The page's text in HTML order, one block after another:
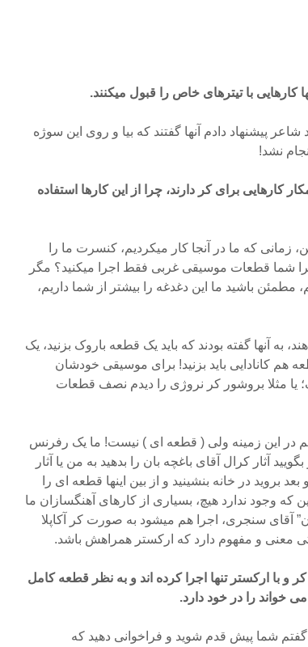
کارهایی با تیترهای خاص را قبول میکنند.
پیشنهاد دادم آنها گفتند که بیا و روی این سوژه
نشد!
کارهایی برای کر دارند، چرا از این کارها استفاده
که ما در آنجا کار میکردیم، کنسرت ما را
شما قطعات موسیقی غربی فقط اجرا میکنید؟ مگر
باشید ما این دغدغه را بیشتر از شما داریم،
به آنها گفته بودند که باید یک قطعه باروک بزنید، یک
کانادایی باید بزنید! برای موسیقی خودشان
یا مثلا بروشور کر نروژی را دیدم نصف قطعات
در این زمینه ولی ( قطعه ای ) نیست! ما یک رفرنس
آثار کرال آقای باغچه بان را بدهید به من یا آثار
بروید در خانه بنشینید و از بین اینها قطعه ای را
که وجود ندارد هیچ، بسیاری از کارهای آهنگسازان ما
آقای سنجری، اجرا هم میشود به صورت کر آکاپلا
معنی و مفهوم دارد که ارکستر همراهش باشد.
و با ارکستر تنها اجرا کرده اند و به نظر قطعه کامل
خواند را در خود دارد.
شما پیش قدم شوید و فراخوانی دهید که